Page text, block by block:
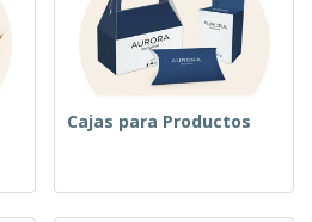
Cajas para Productos